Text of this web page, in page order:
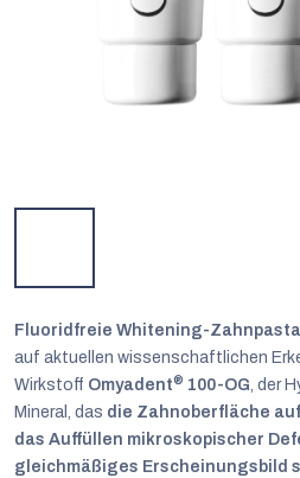
Fluoridfreie Whitening-
auf aktuellen wissenschaftlichen
Wirkstoff Omyadent® 100-OG, der
Mineral, das die Zahnoberfläche
das Auffüllen mikroskopischer
gleichmäßiges Erscheinungsbild